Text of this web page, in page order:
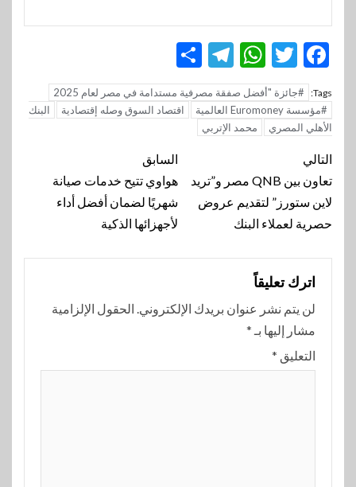
Facebook
Twitter
WhatsApp
Telegram
Tags:
#جائزة "أفضل صفقة مصرفية مستدامة في مصر لعام 2025
#مؤسسة Euromoney العالمية
اقتصاد السوق وصله إقتصادية
البنك
الأهلي المصري
محمد الإتربي
تنقل
المقالة
السابق
هواوي تتيح خدمات صيانة
شهريًا لضمان أفضل أداء
لأجهزائها الذكية
التالي
تعاون بين QNB مصر و”تريد
لاين ستورز” لتقديم عروض
حصرية لعملاء البنك
اترك تعليقاً
لن يتم نشر عنوان بريدك الإلكتروني. الحقول الإلزامية
مشار إليها بـ *
التعليق *